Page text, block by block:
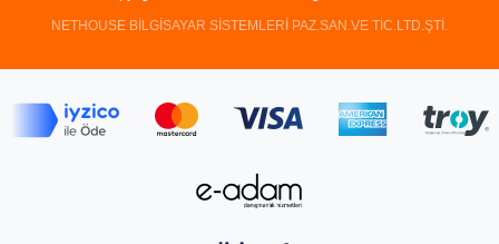
NETHOUSE BİLGİSAYAR SİSTEMLERİ PAZ.SAN.VE TİC.LTD.ŞTİ.